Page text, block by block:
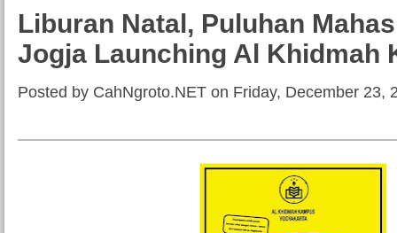
Liburan Natal, Puluhan
Jogja Launching Al Khidmah
Posted by CahNgroto.NET on Friday, December 23,